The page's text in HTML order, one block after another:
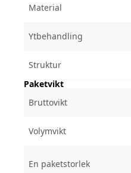
Material
Ytbehandling
Struktur
Paketvikt
Bruttovikt
Volymvikt
En paketstorlek